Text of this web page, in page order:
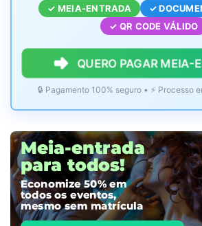
✓ MEIA-ENTRADA
✓
✓ QR CODE VÁLIDO
QUERO PAGAR MEIA-
🔒 Pagamento 100% seguro • ⚡ Processo